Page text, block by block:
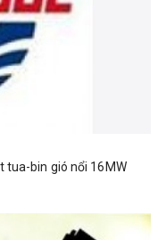
tua-bin gió nổi 16MW